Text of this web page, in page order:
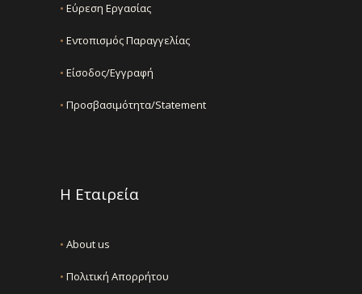
• Εύρεση Εργασίας
• Εντοπισμός Παραγγελίας
• Είσοδος/Εγγραφή
• Προσβασιμότητα/Statement
Η Εταιρεία
• About us
• Πολιτική Απορρήτου